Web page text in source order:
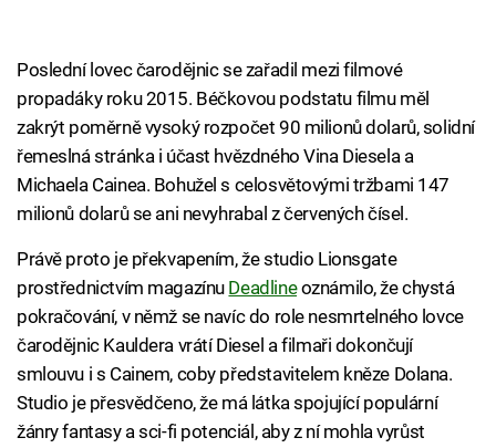
Poslední lovec čarodějnic se zařadil mezi filmové
propadáky roku 2015. Béčkovou podstatu filmu měl
zakrýt poměrně vysoký rozpočet 90 milionů dolarů, solidní
řemeslná stránka i účast hvězdného Vina Diesela a
Michaela Cainea. Bohužel s celosvětovými tržbami 147
milionů dolarů se ani nevyhrabal z červených čísel.
Právě proto je překvapením, že studio Lionsgate
prostřednictvím magazínu Deadlineoznámilo, že chystá
pokračování, v němž se navíc do role nesmrtelného lovce
čarodějnic Kauldera vrátí Diesel a filmaři dokončují
smlouvu i s Cainem, coby představitelem kněze Dolana.
Studio je přesvědčeno, že má látka spojující populární
žánry fantasy a sci-fi potenciál, aby z ní mohla vyrůst